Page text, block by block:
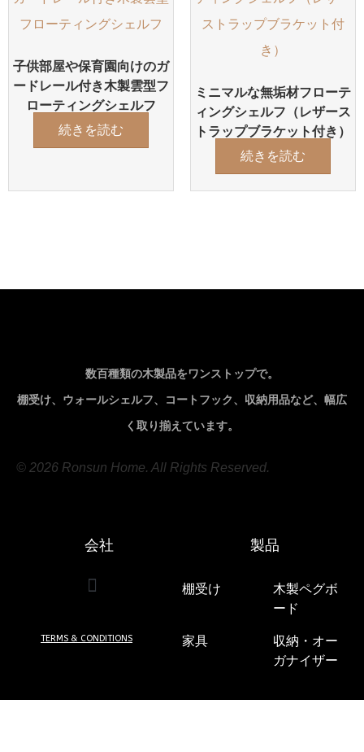
子供部屋や保育園向けのガ
ードレール付き木製雲型フ
ローティングシェルフ
続きを読む
ミニマルな無垢材フローテ
ィングシェルフ（レザース
トラップブラケット付き）
続きを読む
数百種類の木製品をワンストップで。
棚受け、ウォールシェルフ、コートフック、収納用品など、幅広
く取り揃えています。
© 2026 Ronsun Home. All Rights Reserved.
会社
TERMS & CONDITIONS
製品
棚受け
木製ペグボ
ード
家具
収納・オー
ガナイザー